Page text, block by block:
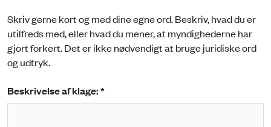
Skriv gerne kort og med dine egne ord. Beskriv, hvad du er
utilfreds med, eller hvad du mener, at myndighederne har
gjort forkert. Det er ikke nødvendigt at bruge juridiske ord
og udtryk.
Beskrivelse af klage: *